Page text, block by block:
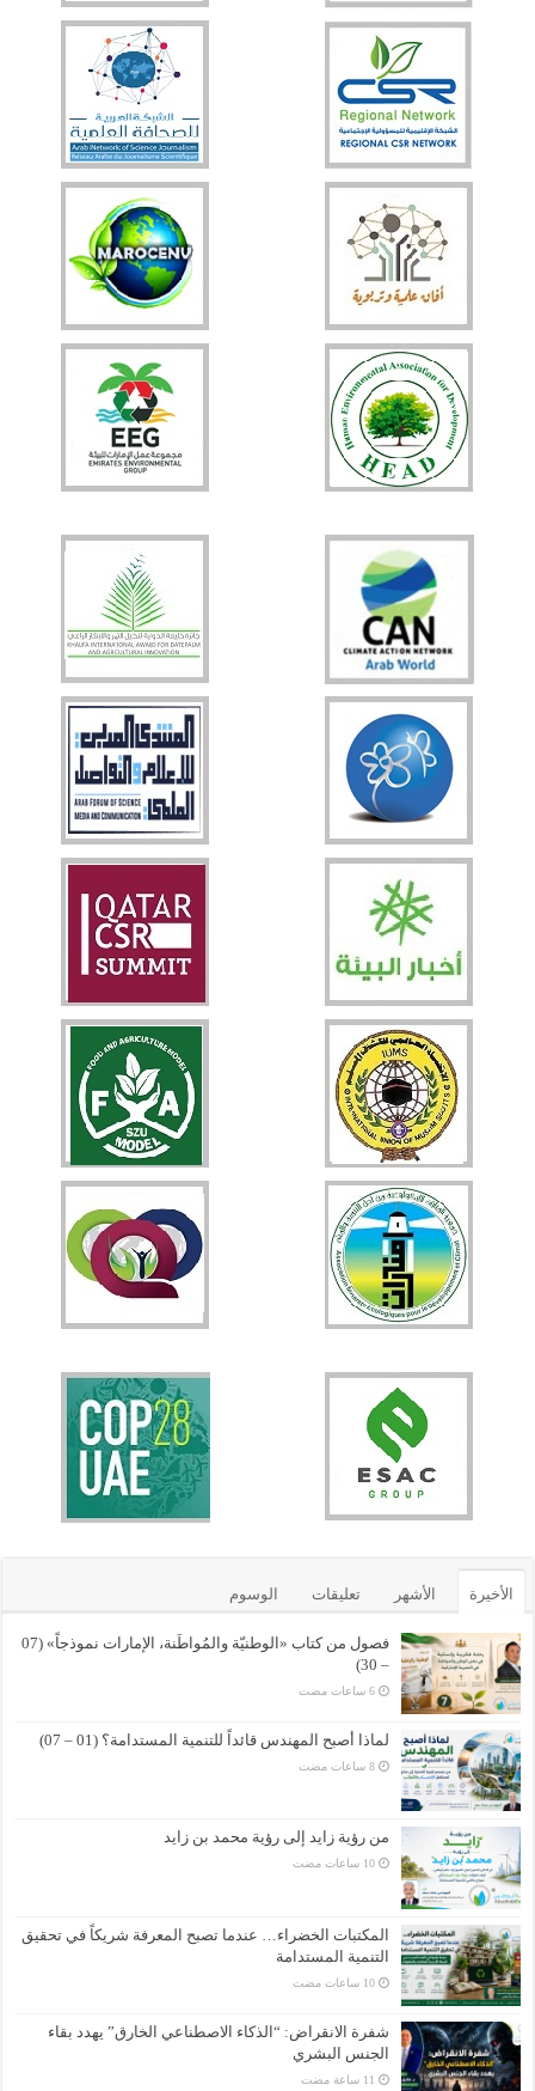
الأخيرة الأشهر تعليقات الوسوم
فصول من كتاب «الوطنيّة والمُواطَنة، الإمارات نموذجاً» (07
– 30)
لماذا أصبح المهندس قائداً للتنمية المستدامة؟ (01 – 07)
من رؤية زايد إلى رؤية محمد بن زايد
المكتبات الخضراء… عندما تصبح المعرفة شريكاً في تحقيق
التنمية المستدامة
شفرة الانقراض: “الذكاء الاصطناعي الخارق” يهدد بقاء
الجنس البشري